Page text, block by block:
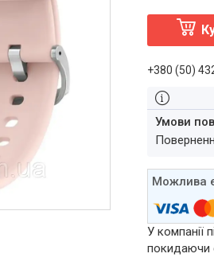
+380 (50)
У компанії
покидаючи